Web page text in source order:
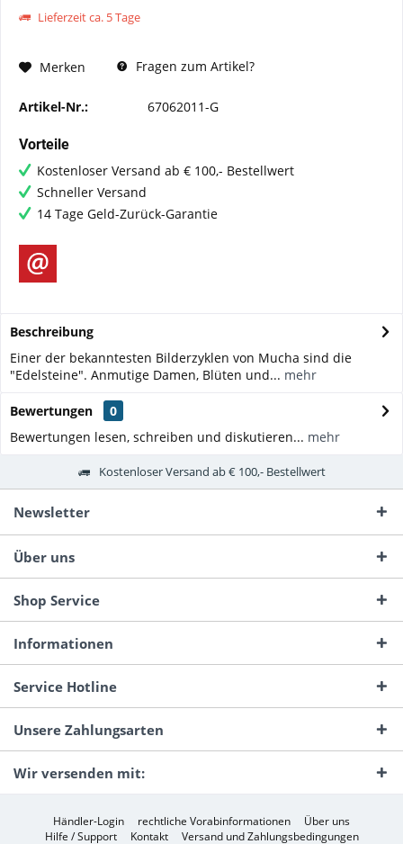
Lieferzeit ca. 5 Tage
Merken Fragen zum Artikel?
Artikel-Nr.: 67062011-G
Vorteile
Kostenloser Versand ab € 100,- Bestellwert
Schneller Versand
14 Tage Geld-Zurück-Garantie
Beschreibung
Einer der bekanntesten Bilderzyklen von Mucha sind die
"Edelsteine". Anmutige Damen, Blüten und... mehr
Bewertungen
0
Bewertungen lesen, schreiben und diskutieren... mehr
Kostenloser Versand ab € 100,- Bestellwert
Newsletter
Über uns
Shop Service
Informationen
Service Hotline
Unsere Zahlungsarten
Wir versenden mit:
Händler-Login rechtliche Vorabinformationen
Über uns
Hilfe / Support
Kontakt Versand und Zahlungsbedingungen